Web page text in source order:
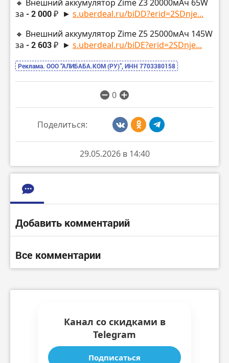
🔸 Внешний аккумулятор Zime Z3 20000мАч 65W
за - 2 000 ₽ ► s.uberdeal.ru/biDD?erid=2SDnje...
🔸 Внешний аккумулятор Zime Z5 25000мАч 145W
за - 2 603 ₽ ► s.uberdeal.ru/biDE?erid=2SDnje...
Реклама. ООО “АЛИБАБА.КОМ (РУ)”, ИНН 7703380158
0
Поделиться:
29.05.2026 в 14:40
Добавить комментарий
Все комментарии
Канал со скидками в
Telegram
Подписаться